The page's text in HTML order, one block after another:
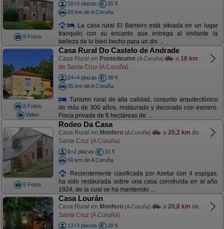
8 Fotos
10+3 plazas
20 €
60 km de A Coruña
La casa rural El Barreiro está situada en un lugar
tranquilo con su encanto que entrega al visitante la
belleza de lo bien hecho para un dis ...
8 Fotos
Video
Casa Rural Do Castelo de Andrade
Casa Rural en Pontedeume (A Coruña) a 16 km
de Santa Cruz (A Coruña)
24+4 plazas
38 €
35 km de A Coruña
Turismo rural de alta calidad, conjunto arquitectónico
de más de 300 años, restaurado y decorado con esmero.
Finca privada de 6 hectáreas de ...
8 Fotos
Rodeo Da Casa
Casa Rural en Monfero (A Coruña) a 20,2 km de
Santa Cruz (A Coruña)
8+2 plazas
31 €
50 km de A Coruña
Recientemente clasificada por Asetur con 4 espigas,
ha sido restaurada sobre una casa construida en el año
1924, de la cual se ha mantenido ...
Casa Lourán
Casa Rural en Monfero (A Coruña) a 20,8 km de
Santa Cruz (A Coruña)
12+3 plazas
29 €